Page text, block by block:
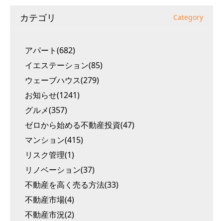
カテゴリ Category
アパート(682)
イエステーション(85)
ウェーブハウス(279)
お知らせ(1241)
グルメ(357)
ゼロから始める不動産投資(47)
マンション(415)
リスク管理(1)
リノベーション(37)
不動産を高く売る方法(33)
不動産市場(4)
不動産市況(2)